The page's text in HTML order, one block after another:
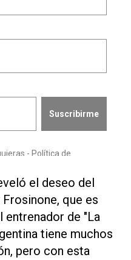
el deseo del
que es
de "La
tiene muchos
pero con esta